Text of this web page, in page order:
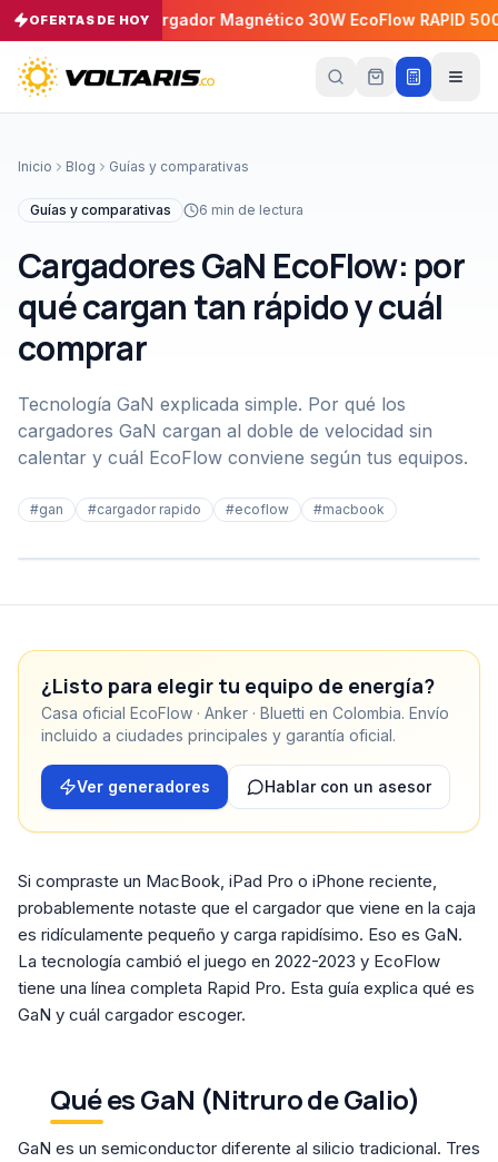
OFERTAS DE HOY
30A −5% Cargador Magnético 30W EcoFlow RAPID 5000mAh
Inicio Blog Guías y comparativas
Guías y comparativas 6 min de lectura
Cargadores GaN EcoFlow: por
qué cargan tan rápido y cuál
comprar
Tecnología GaN explicada simple. Por qué los
cargadores GaN cargan al doble de velocidad sin
calentar y cuál EcoFlow conviene según tus equipos.
#gan #cargador rapido #ecoflow #macbook
¿Listo para elegir tu equipo de energía?
Casa oficial EcoFlow · Anker · Bluetti en Colombia. Envío
incluido a ciudades principales y garantía oficial.
Ver generadores Hablar con un asesor
Si compraste un MacBook, iPad Pro o iPhone reciente,
probablemente notaste que el cargador que viene en la caja
es ridículamente pequeño y carga rapidísimo. Eso es GaN.
La tecnología cambió el juego en 2022-2023 y EcoFlow
tiene una línea completa Rapid Pro. Esta guía explica qué es
GaN y cuál cargador escoger.
Qué es GaN (Nitruro de Galio)
GaN es un semiconductor diferente al silicio tradicional. Tres
Tu
Vacío
carrito
está
Agrega
con el
botón
al
y
juntos.
productos